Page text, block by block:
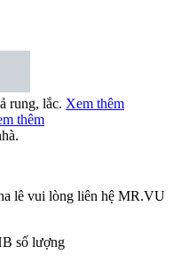
rung, lắc. Xem thêm
thêm
lê vui lòng liên hệ MR.VU
số lượng